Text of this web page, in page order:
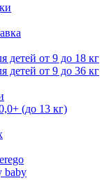
детей от 9 до 18 кг
детей от 9 до 36 кг
(до 13 кг)
baby